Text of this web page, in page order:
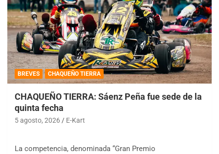
BREVES CHAQUEÑO TIERRA
CHAQUEÑO TIERRA: Sáenz Peña fue sede de la
quinta fecha
5 agosto, 2026 E-Kart
La competencia, denominada “Gran Premio